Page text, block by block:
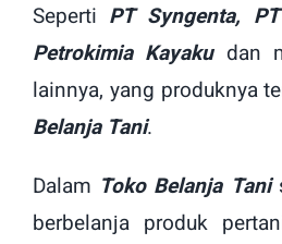
Seperti PT Syngenta,
Petrokimia Kayaku dan
lainnya, yang produknya
Belanja Tani.
Dalam Toko Belanja Tani
berbelanja produk